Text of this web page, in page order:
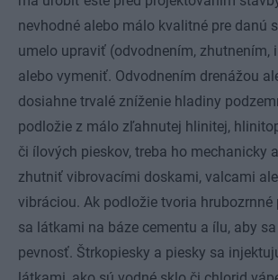
nevhodné alebo málo kvalitné pre danú
umelo upraviť (odvodnením, zhutnením,
alebo vymeniť. Odvodnením drenážou
dosiahne trvalé zníženie hladiny
podložie z málo zľahnutej hlinitej,
či ílových pieskov, treba ho mechanicky
zhutniť vibrovacími doskami, valcami
vibráciou. Ak podložie tvoria hrubozrnné
sa látkami na báze cementu a ílu, aby
pevnosť. Štrkopiesky a piesky sa